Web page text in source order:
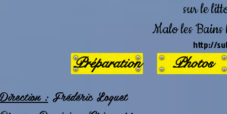
sur le
Malo les
http://
Préparation
Photos
Direction :Frédéric Loquet